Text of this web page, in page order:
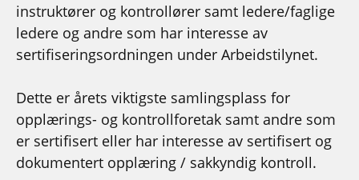
instruktører og kontrollører samt ledere/faglige
ledere og andre som har interesse av
sertifiseringsordningen under Arbeidstilynet.
Dette er årets viktigste samlingsplass for
opplærings- og kontrollforetak samt andre som
er sertifisert eller har interesse av sertifisert og
dokumentert opplæring / sakkyndig kontroll.